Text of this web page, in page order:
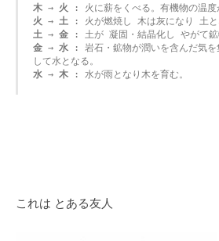
木 → 火
火 → 土
土 → 金
金 → 水 : 岩石・鉱物が潤いを含んだ気を
水 → 木
これは とある友人